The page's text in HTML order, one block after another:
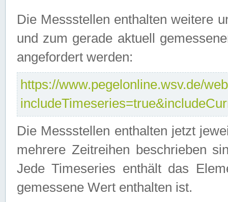
Die Messstellen enthalten weitere
und zum gerade aktuell
angefordert werden:
https://www.pegelonline.wsv.de/
Die Messstellen enthalten jetzt
mehrere Zeitreihen beschrieben
Jede Timeseries enthält das
gemessene Wert enthalten ist.